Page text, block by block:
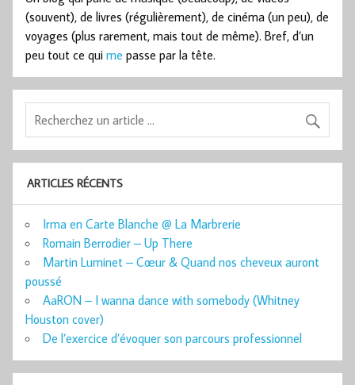
(souvent), de livres (régulièrement), de cinéma (un peu), de
voyages (plus rarement, mais tout de même). Bref, d’un
peu tout ce qui me passe par la tête.
ARTICLES RÉCENTS
Irma en Carte Blanche @ La Marbrerie
Romain Berrodier – Up There
Martin Luminet – Cœur & Quand nos cheveux auront
poussé
AaRON – I wanna dance with somebody (Whitney
Houston cover)
De l’exercice d’évoquer son parcours professionnel